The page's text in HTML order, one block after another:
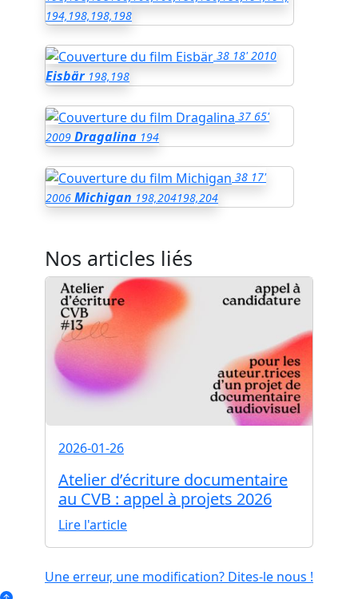
194,198,198,198
38 18' 2010
Eisbär 198,198
37 65'
2009 Dragalina 194
38 17'
2006 Michigan 198,204198,204
Nos articles liés
2026-01-26
Atelier d’écriture documentaire
au CVB : appel à projets 2026
Lire l'article
Une erreur, une modification? Dites-le nous !